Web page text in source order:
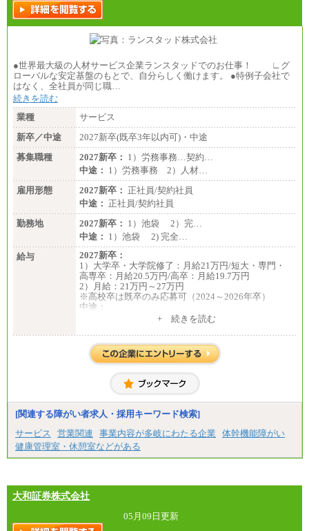
226,600円～390,100円（勤務地域等により異なりま
す）
・ご経験やスキルを考慮し、選考の中で決定いたし
ます。
●世界最大級の人材サービス企業ランスタッドでのお仕事！ ∟グ
ローバルな安定基盤のもとで、自分らしく働けます。 ●特例子会社で
はなく、全社員が同じ職…
続きを読む
業種
サービス
新卒／中途
2027新卒(既卒3年以内可)・中途
募集職種
2027新卒： 1）労務事務…契約…
中途： 1）労務事務 2）人材…
雇用形態
2027新卒： 正社員/契約社員
中途： 正社員/契約社員
勤務地
2027新卒： 1）池袋 2）完…
中途： 1）池袋 2) 完全…
給与
2027新卒：
1）大学卒・大学院修了：月給21万円/短大・専門・
高専卒：月給20.5万円/高卒：月給19.7万円
2）月給：21万円～27万円
※高校卒は既卒のみ応募可（2024～2026年卒）
中途：
1）月給：21万円～25万円+ 続きを読む
[関連する障がい者求人・採用キーワード検索]
サービス
営業関連 事業内容が多岐にわたる企業
体幹機能障がい
健康管理室・休憩室などがある
大和証券株式会社
05月09日更新